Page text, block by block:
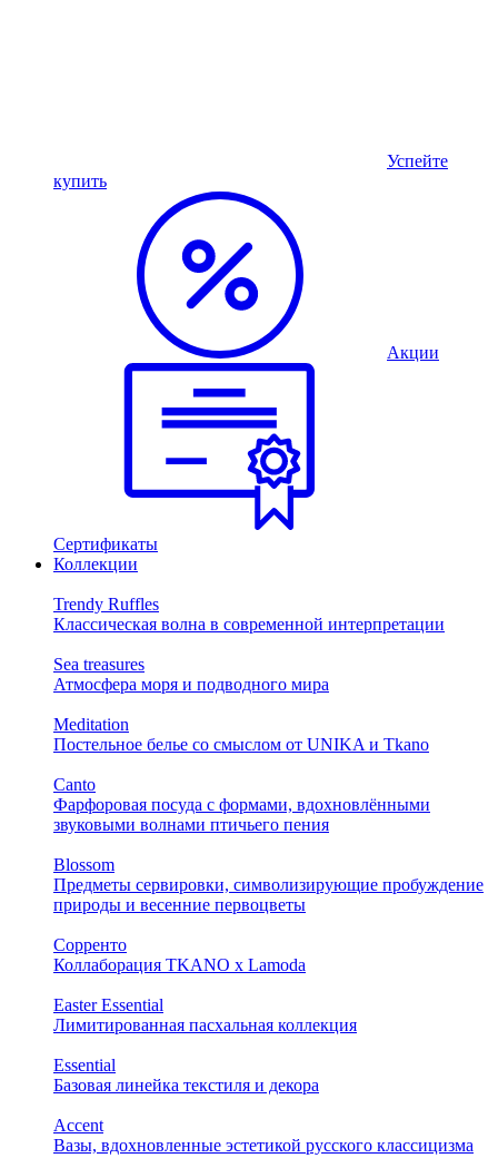
Успейте
купить
Акции
Сертификаты
Коллекции
Trendy Ruffles
Классическая волна в современной интерпретации
Sea treasures
Атмосфера моря и подводного мира
Meditation
Постельное белье со смыслом от UNIKA и Tkano
Canto
Фарфоровая посуда с формами, вдохновлёнными
звуковыми волнами птичьего пения
Blossom
Предметы сервировки, символизирующие пробуждение
природы и весенние первоцветы
Сорренто
Коллаборация TKANO х Lamoda
Easter Essential
Лимитированная пасхальная коллекция
Essential
Базовая линейка текстиля и декора
Accent
Вазы, вдохновленные эстетикой русского классицизма